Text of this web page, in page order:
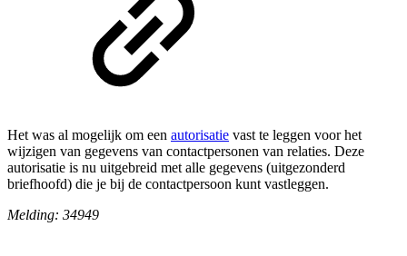
Het was al mogelijk om een autorisatie vast te leggen voor het
wijzigen van gegevens van contactpersonen van relaties. Deze
autorisatie is nu uitgebreid met alle gegevens (uitgezonderd
briefhoofd) die je bij de contactpersoon kunt vastleggen.
Melding: 34949